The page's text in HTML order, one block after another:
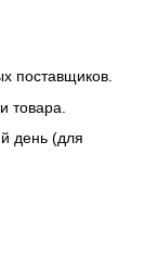
поставщиков.
товара.
день (для